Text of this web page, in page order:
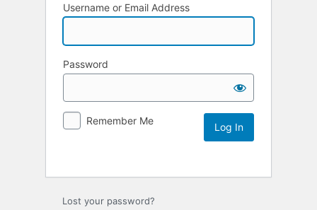
Username or Email Address
Password
Remember Me
Lost your password?